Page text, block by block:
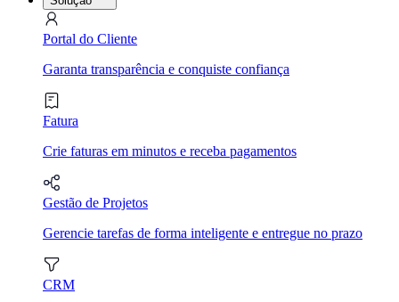
Portal do Cliente
Garanta transparência e conquiste confiança
Fatura
Crie faturas em minutos e receba pagamentos
Gestão de Projetos
Gerencie tarefas de forma inteligente e entregue no prazo
CRM